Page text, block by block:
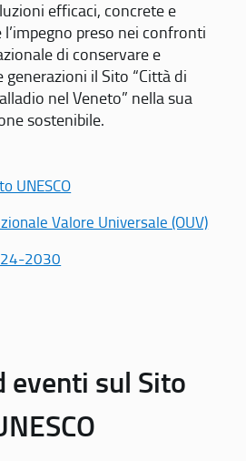
efficaci, concrete e
preso nei confronti
di conservare e
il Sito “Città di
nel Veneto” nella sua
sostenibile.
UNESCO
Valore Universale (OUV)
2030
eventi sul Sito